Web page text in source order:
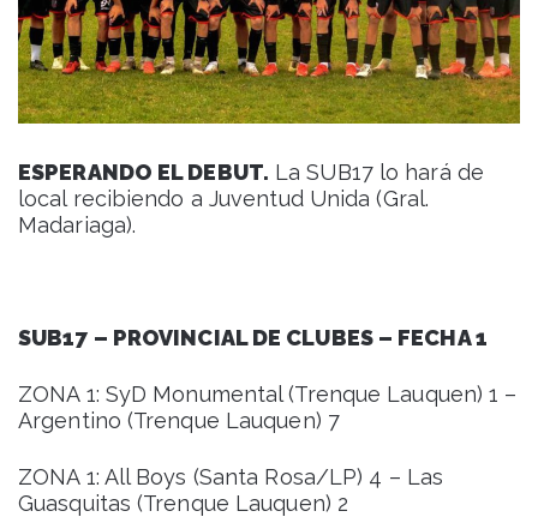
ESPERANDO EL DEBUT. La SUB17 lo hará de
local recibiendo a Juventud Unida (Gral.
Madariaga).
SUB17 – PROVINCIAL DE CLUBES – FECHA 1
ZONA 1: SyD Monumental (Trenque Lauquen) 1 –
Argentino (Trenque Lauquen) 7
ZONA 1: All Boys (Santa Rosa/LP) 4 – Las
Guasquitas (Trenque Lauquen) 2